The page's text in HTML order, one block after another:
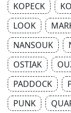
KOPECK
LOOK
NANSOUK
OSTIAK
PADDOCK
PUNK